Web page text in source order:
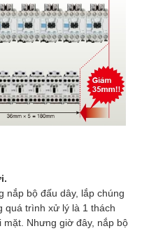
nắp bộ đấu dây, lắp chúng
quá trình xử lý là 1 thách
Nhưng giờ đây, nắp bộ